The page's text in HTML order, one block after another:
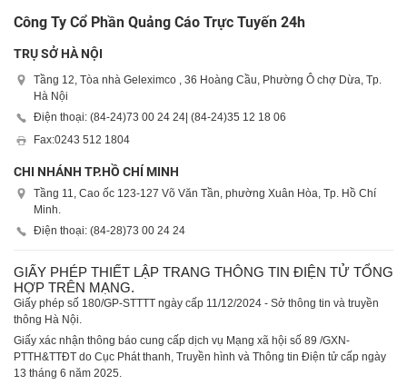
Công Ty Cổ Phần Quảng Cáo Trực Tuyến 24h
TRỤ SỞ HÀ NỘI
Tầng 12, Tòa nhà Geleximco , 36 Hoàng Cầu, Phường Ô chợ Dừa, Tp.
Hà Nội
Điện thoại: (84-24)73 00 24 24 | (84-24)35 12 18 06
Fax:0243 512 1804
CHI NHÁNH TP.HỒ CHÍ MINH
Tầng 11, Cao ốc 123-127 Võ Văn Tần, phường Xuân Hòa, Tp. Hồ Chí
Minh.
Điện thoại: (84-28)73 00 24 24
GIẤY PHÉP THIẾT LẬP TRANG THÔNG TIN ĐIỆN TỬ TỔNG
HỢP TRÊN MẠNG.
Giấy phép số 180/GP-STTTT ngày cấp 11/12/2024 - Sở thông tin và truyền
thông Hà Nội.
Giấy xác nhận thông báo cung cấp dịch vụ Mạng xã hội số 89 /GXN-
PTTH&TTĐT do Cục Phát thanh, Truyền hình và Thông tin Điện tử cấp ngày
13 tháng 6 năm 2025.